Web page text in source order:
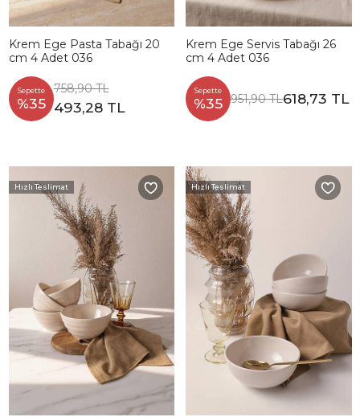
Krem Ege Pasta Tabağı 20
cm 4 Adet 036
Sepette
%35
758,90 TL
493,28 TL
Krem Ege Servis Tabağı 26
cm 4 Adet 036
Sepette
%35 951,90 TL618,73 TL
Hızlı Teslimat Hızlı Teslimat